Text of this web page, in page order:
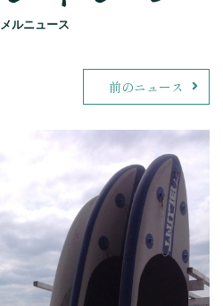
ルニュース
前のニュース